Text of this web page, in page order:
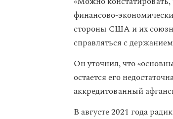
финансово-
стороны США и их
справляться с
Он уточнил, что
остается его
аккредитованный
В августе 2021 года